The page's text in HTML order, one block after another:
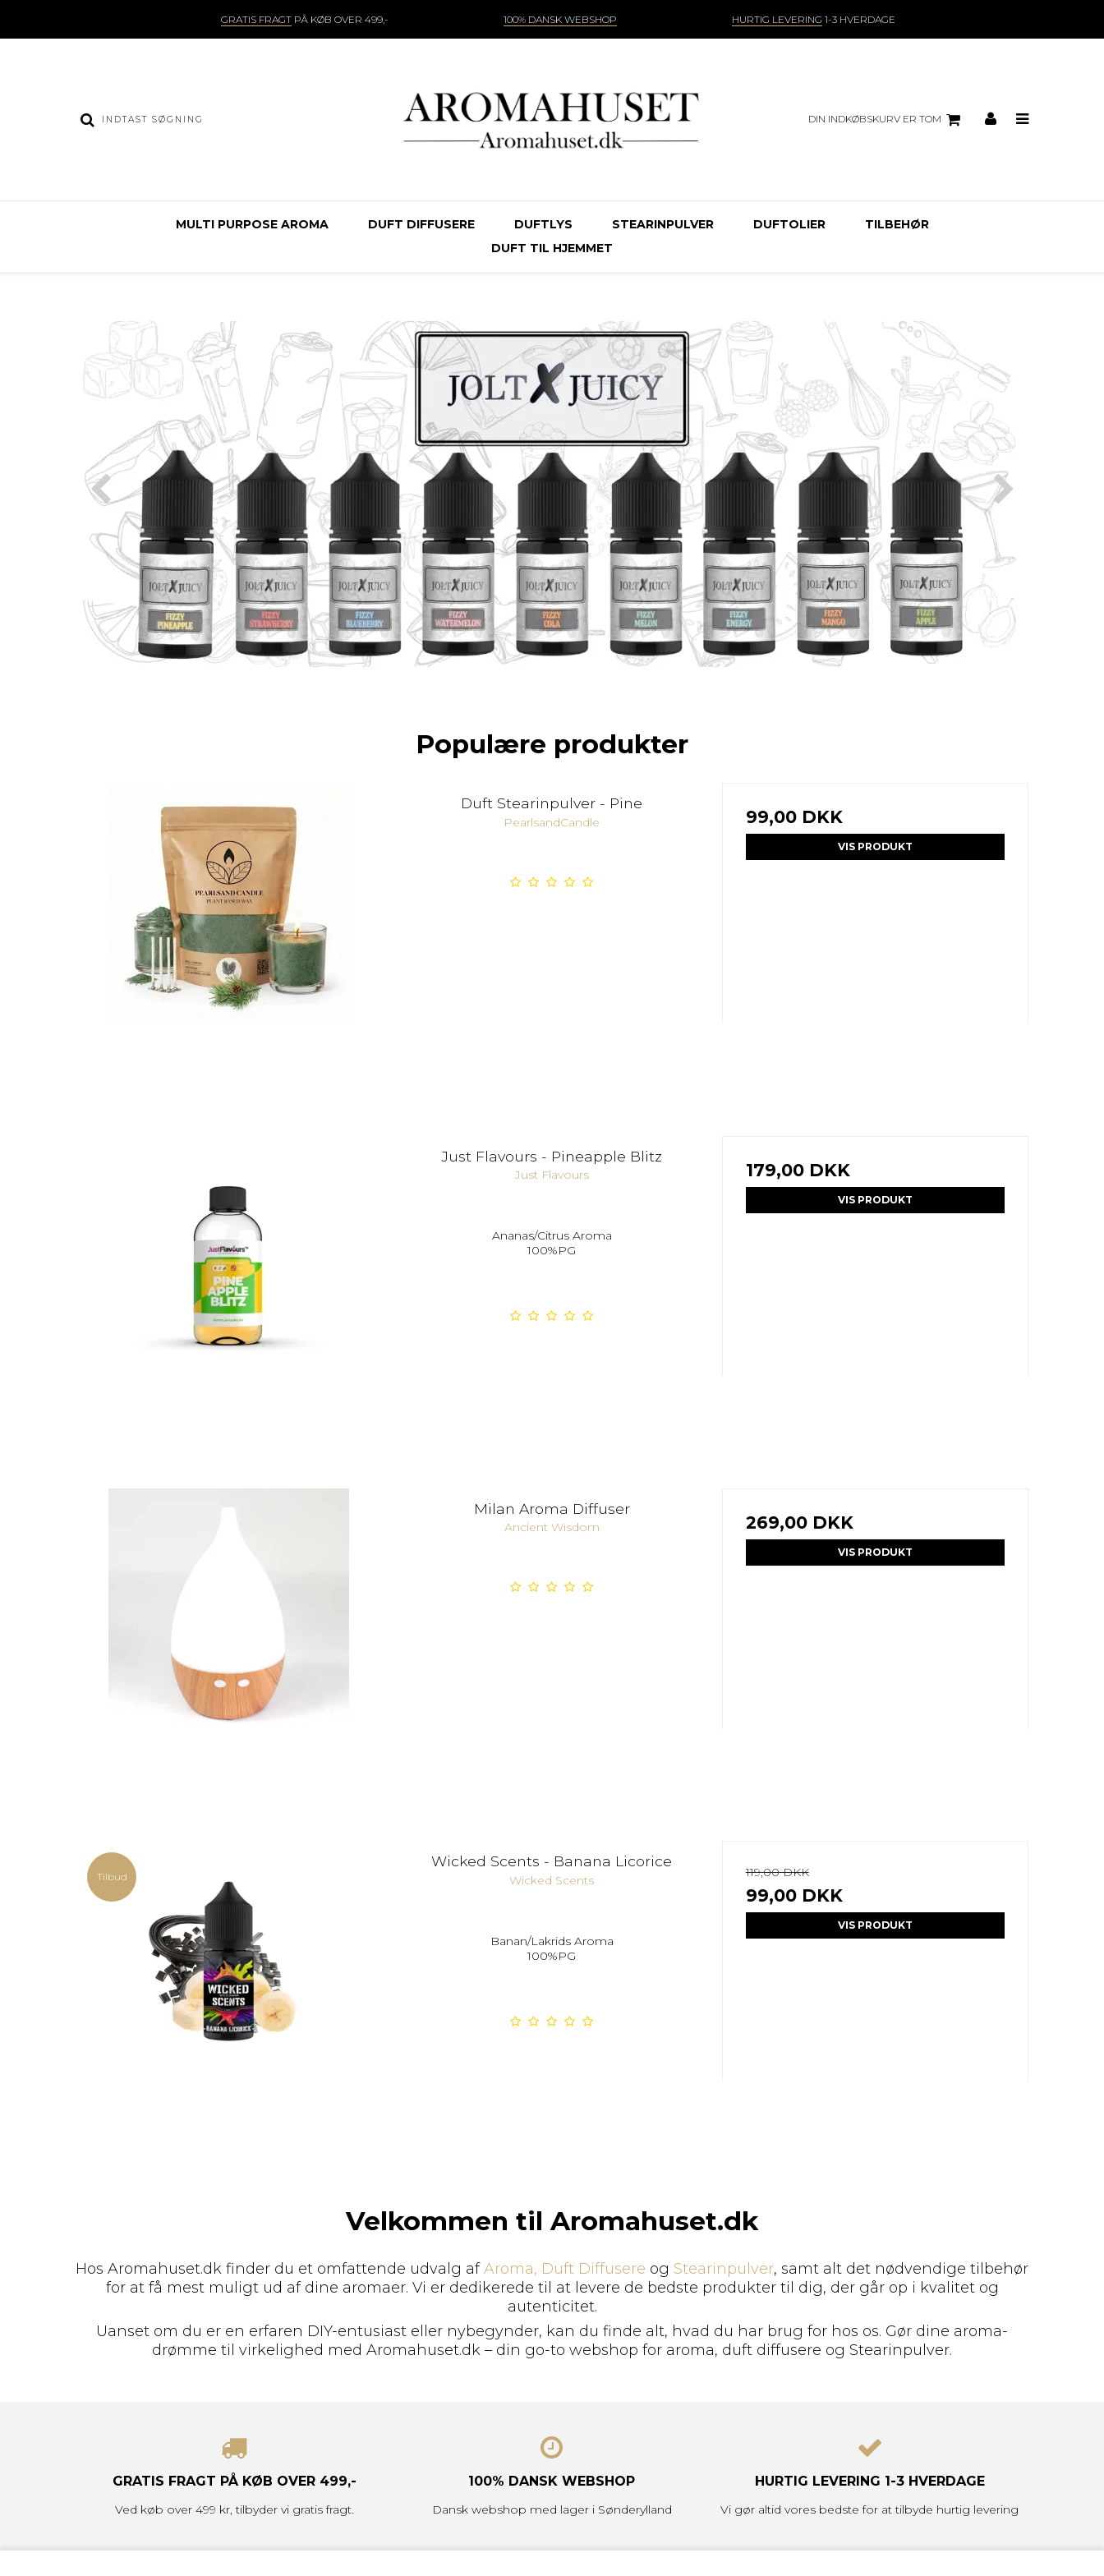
GRATIS FRAGTPÅ KØB OVER 499,- 100% DANSK WEBSHOP HURTIG LEVERING 1-3 HVERDAGE
DIN INDKØBSKURV ER TOM
MULTI PURPOSE AROMA DUFT DIFFUSERE DUFTLYS STEARINPULVER DUFTOLIER
TILBEHØR
DUFT TIL HJEMMET
Populære produkter
Duft Stearinpulver - Pine
PearlsandCandle 99,00 DKK
VIS PRODUKT
Just Flavours - Pineapple Blitz
Just Flavours
Ananas/Citrus Aroma
100%PG
179,00 DKK
VIS PRODUKT
Milan Aroma Diffuser
Ancient Wisdom 269,00 DKK
VIS PRODUKT
Tilbud
Wicked Scents - Banana Licorice
Wicked Scents
Banan/Lakrids Aroma
100%PG
119,00 DKK
99,00 DKK
VIS PRODUKT
Velkommen til Aromahuset.dk
Hos Aromahuset.dk finder du et omfattende udvalg afAroma, Duft Diffusere og Stearinpulver, samt alt det nødvendige tilbehør
for at få mest muligt ud af dine aromaer. Vi er dedikerede til at levere de bedste produkter til dig, der går op i kvalitet og
autenticitet.
Uanset om du er en erfaren DIY-entusiast eller nybegynder, kan du finde alt, hvad du har brug for hos os. Gør dine aroma-
drømme til virkelighed med Aromahuset.dk – din go-to webshop for aroma, duft diffusere og Stearinpulver.
GRATIS FRAGT PÅ KØB OVER 499,-
Ved køb over 499 kr, tilbyder vi gratis fragt.
100% DANSK WEBSHOP
Dansk webshop med lager i Sønderylland
HURTIG LEVERING 1-3 HVERDAGE
Vi gør altid vores bedste for at tilbyde hurtig levering